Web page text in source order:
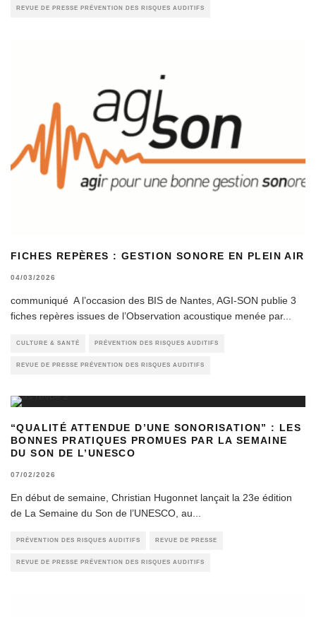
REVUE DE PRESSE PRÉVENTION DES RISQUES AUDITIFS
FICHES REPÈRES : GESTION SONORE EN PLEIN AIR
04/03/2026
communiqué A l’occasion des BIS de Nantes, AGI-SON publie 3
fiches repères issues de l’Observation acoustique menée par...
CULTURE & SANTÉ PRÉVENTION DES RISQUES AUDITIFS
REVUE DE PRESSE PRÉVENTION DES RISQUES AUDITIFS
“QUALITÉ ATTENDUE D’UNE SONORISATION” : LES
BONNES PRATIQUES PROMUES PAR LA SEMAINE
DU SON DE L’UNESCO
07/02/2026
En début de semaine, Christian Hugonnet lançait la 23e édition
de La Semaine du Son de l’UNESCO, au...
PRÉVENTION DES RISQUES AUDITIFS REVUE DE PRESSE
REVUE DE PRESSE PRÉVENTION DES RISQUES AUDITIFS